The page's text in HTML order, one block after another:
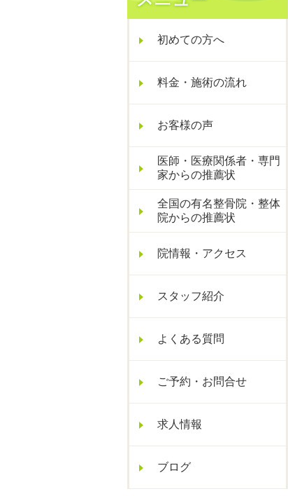
初めての方へ
料金・施術の流れ
お客様の声
医師・医療関係者・専門
家からの推薦状
全国の有名整骨院・整体
院からの推薦状
院情報・アクセス
スタッフ紹介
よくある質問
ご予約・お問合せ
求人情報
ブログ